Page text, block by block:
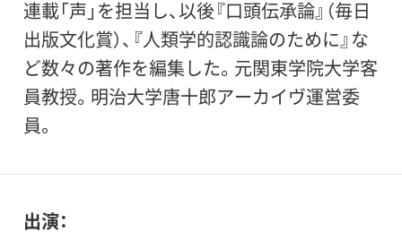
連載「声」を担当し、以後『口頭伝承論』（毎日
出版文化賞）、『人類学的認識論のために』な
ど数々の著作を編集した。元関東学院大学客
員教授。明治大学唐十郎アーカイヴ運営委
員。
出演